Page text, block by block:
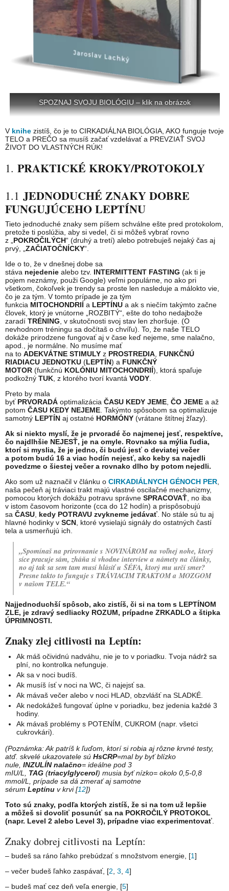
SPOZNAJ SVOJU BIOLÓGIU – klik na obrázok
V knihe zistíš, čo je to CIRKADIÁLNA BIOLÓGIA, AKO funguje tvoje
TELO a PREČO sa musíš začať vzdelávať a PREVZIAŤ SVOJ
ŽIVOT DO VLASTNÝCH RÚK!
1. PRAKTICKÉ KROKY/PROTOKOLY
1.1 JEDNODUCHÉ ZNAKY DOBRE
FUNGUJÚCEHO LEPTÍNU
Tieto jednoduché znaky sem píšem schválne ešte pred protokolom,
pretože ti poslúžia, aby si vedel, či si môžeš vybrať rovno
z „ POKROČILÝCH“ (druhý a tretí) alebo potrebuješ nejaký čas aj
prvý, „ ZAČIATOČNÍCKY“.
Ide o to, že v dnešnej dobe sa
stáva nejedenie alebo tzv. INTERMITTENT FASTING (ak ti je
pojem neznámy, použi Google) veľmi populárne, no ako pri
všetkom, čokoľvek je trendy sa proste len nasleduje a málokto vie,
čo je za tým. V tomto prípade je za tým
funkcia MITOCHONDRIÍ a LEPTÍNU a ak s niečím takýmto začne
človek, ktorý je vnútorne „ROZBITÝ“, ešte do toho nedajbože
zaradí TRÉNING , v skutočnosti svoj stav len zhoršuje. (O
nevhodnom tréningu sa dočítaš o chvíľu). To, že naše TELO
dokáže prirodzene fungovať aj v čase keď nejeme, sme nalačno,
apod., je normálne. No musíme mať
na to ADEKVÁTNE STIMULY z PROSTREDIA FUNKČNÚ
RIADIACU JEDNOTKU (LEPTÍN) a FUNKČNÝ
MOTOR (funkčnú KOLÓNIU MITOCHONDRIÍ), ktorá spaľuje
podkožný TUK , z ktorého tvorí kvantá VODY
Preto by mala
byť PRVORADÁ optimalizácia ČASU KEDY JEME ČO JEME a až
potom ČASU KEDY NEJEME . Takýmto spôsobom sa optimalizuje
samotný LEPTÍN aj ostatné HORMÓNY (vrátane štítnej žľazy).
Ak si niekto myslí, že je prvoradé čo najmenej jesť, respektíve,
čo najdlhšie NEJESŤ, je na omyle. Rovnako sa mýlia ľudia,
ktorí si myslia, že je jedno, či budú jesť o deviatej večer
a potom budú 16 a viac hodín nejesť, ako keby sa najedli
povedzme o šiestej večer a rovnako dlho by potom nejedli.
Ako som už naznačil v článku o CIRKADIÁLNYCH GÉNOCH PER
naša pečeň aj tráviaci trakt majú vlastné oscilačné mechanizmy,
pomocou ktorých dokážu potravu správne SPRACOVAŤ , no iba
v istom časovom horizonte (cca do 12 hodín) a prispôsobujú
sa ČASU kedy POTRAVU zvykneme jedávať . No stále sú tu aj
hlavné hodinky v SCN , ktoré vysielajú signály do ostatných častí
tela a usmerňujú ich.
„Spomínaš na prirovnanie s NOVINÁROM na voľnej nohe, ktorý
síce pracuje sám, zháňa si vhodne interview a námety na články,
no aj tak sa sem tam musí hlásiť u ŠÉFA, ktorý mu určí smer?
Presne takto to funguje s TRÁVIACIM TRAKTOM a MOZGOM
v našom TELE.“
Najjednoduchší spôsob, ako zistíš, či si na tom s LEPTÍNOM
ZLE, je zdravý sedliacky ROZUM, prípadne ZRKADLO a štipka
ÚPRIMNOSTI.
Znaky zlej citlivosti na Leptín:
Ak máš očividnú nadváhu, nie je to v poriadku. Tvoja nádrž sa
plní, no kontrolka nefunguje.
Ak sa v noci budíš.
Ak musíš ísť v noci na WC, či najejsť sa.
Ak mávaš večer alebo v noci HLAD, obzvlášť na SLADKÉ.
Ak nedokážeš fungovať úplne v poriadku, bez jedenia každé 3
hodiny.
Ak mávaš problémy s POTENÍM, CUKROM (napr. všetci
cukrovkári).
(Poznámka: Ak patríš k ľuďom, ktorí si robia aj rôzne krvné testy,
atď. skvelé ukazovatele sú HsCRP=mal by byť blízko
nule, INZULÍN nalačno= ideálne pod 3
mIU/L, TAG (triacylglycerol) musia byť nízko= okolo 0,5-0,8
mmol/L, prípade sa dá zmerať aj samotne
sérum Leptínu v krvi[12])
Toto sú znaky, podľa ktorých zistíš, že si na tom už lepšie
a môžeš si dovoliť posunúť sa na POKROČILÝ PROTOKOL
(napr. Level 2 alebo Level 3), prípadne viac experimentovať
Znaky dobrej citlivosti na Leptín:
– budeš sa ráno ľahko prebúdzať s množstvom energie, [1]
– večer budeš ľahko zaspávať, [2 3 4]
– budeš mať cez deň veľa energie, [5]